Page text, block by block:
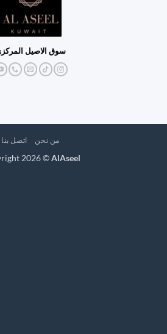
سوق الاصيل المركزي
من نحن اتصل بنا
Copyright 2026 ©AlAseel